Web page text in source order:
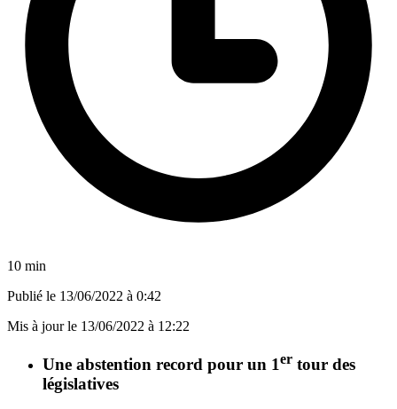
10 min
Publié le 13/06/2022 à 0:42
Mis à jour le 13/06/2022 à 12:22
Une abstention record pour un 1er tour des
législatives